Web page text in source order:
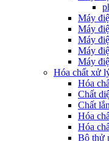
Máy
Máy
Máy
Máy
Máy
Hóa chất xử
Hóa
Chất
Chất
Hóa
Hóa
Bộ thử